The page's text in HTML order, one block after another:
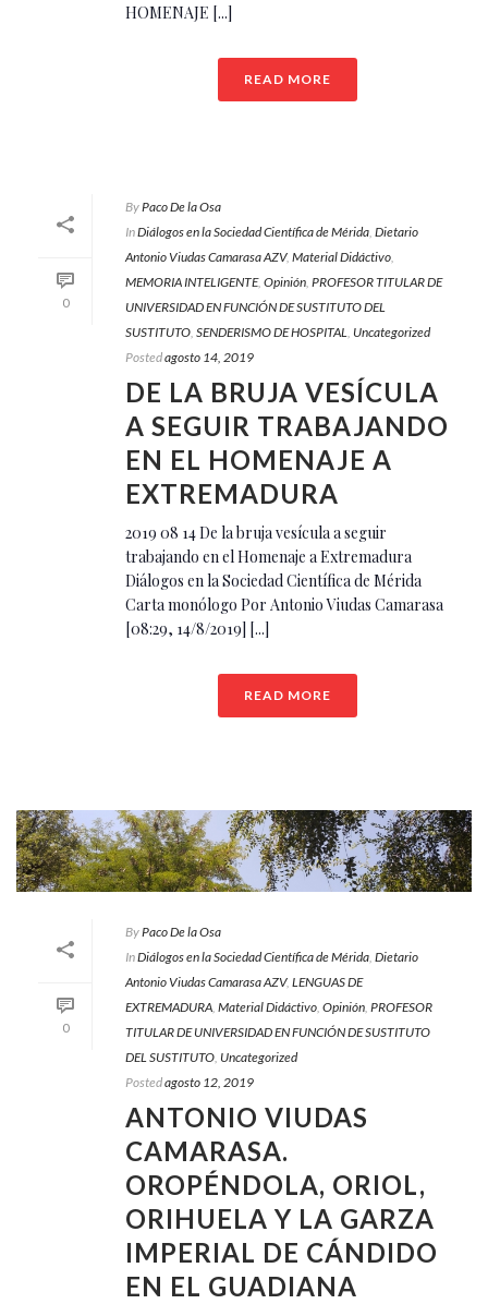
HOMENAJE [...]
READ MORE
0
ByPaco De la Osa
InDiálogos en la Sociedad Científica de Mérida Dietario
Antonio Viudas Camarasa AZV, Material Didáctivo
MEMORIA INTELIGENTE, Opinión PROFESOR TITULAR DE
UNIVERSIDAD EN FUNCIÓN DE SUSTITUTO DEL
SUSTITUTO SENDERISMO DE HOSPITAL Uncategorized
Postedagosto 14, 2019
DE LA BRUJA VESÍCULA
A SEGUIR TRABAJANDO
EN EL HOMENAJE A
EXTREMADURA
2019 08 14 De la bruja vesícula a seguir
trabajando en el Homenaje a Extremadura
Diálogos en la Sociedad Científica de Mérida
Carta monólogo Por Antonio Viudas Camarasa
[08:29, 14/8/2019] [...]
READ MORE
0
ByPaco De la Osa
InDiálogos en la Sociedad Científica de Mérida, Dietario
Antonio Viudas Camarasa AZV, LENGUAS DE
EXTREMADURA, Material Didáctivo, Opinión, PROFESOR
TITULAR DE UNIVERSIDAD EN FUNCIÓN DE SUSTITUTO
DEL SUSTITUTO, Uncategorized
Postedagosto 12, 2019
ANTONIO VIUDAS
CAMARASA.
OROPÉNDOLA, ORIOL,
ORIHUELA Y LA GARZA
IMPERIAL DE CÁNDIDO
EN EL GUADIANA